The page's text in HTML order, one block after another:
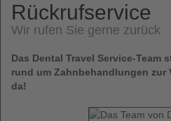
Rückrufservice
Wir rufen Sie gerne zurück
Das Dental Travel Service-Team
rund um Zahnbehandlungen zur
da!